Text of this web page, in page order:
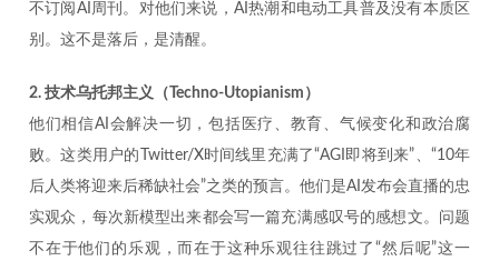
不订阅AI周刊。对他们来说，AI热潮和电动工具普及没有本质区
别。这不是落后，是清醒。
2. 技术乌托邦主义（Techno-Utopianism）
他们相信AI会解决一切，包括医疗、教育、气候变化和政治腐
败。这类用户的Twitter/X时间线里充满了“AGI即将到来”、“10年
后人类将迎来后稀缺社会”之类的预言。他们是AI发布会直播的忠
实观众，每次新模型出来都会写一篇充满感叹号的感想文。问题
不在于他们的乐观，而在于这种乐观往往跳过了“然后呢”这一